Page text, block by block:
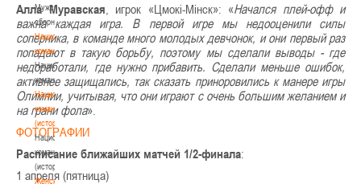
Мужские
сборные
Национальная
команда
Национальная
команда
Национальная
команда
(история)
Национальная
команда
(история)
Женские
Алла Муравская , игрок «Цмокі-Мінск»: «Начался плей-офф и
важна каждая игра. В первой игре мы недооценили силы
соперника, в команде много молодых девчонок, и они первый раз
попадают в такую борьбу, поэтому мы сделали выводы - где
недоработали, где нужно прибавить. Сделали меньше ошибок,
активнее защищались, так сказать приноровились к манере игры
Олимпии, учитывая, что они играют с очень большим желанием и
на грани фола».
ФОТОГРАФИИ
Расписание ближайших матчей 1/2-финала:
1 апреля (пятница)